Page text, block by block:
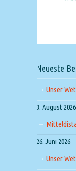
Neueste
Unser
3. August 2026
26. Juni 2026
Unser